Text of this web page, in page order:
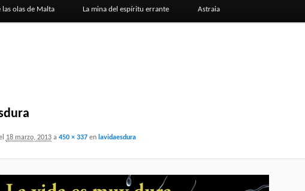
las olas de Malta La mina del espíritu errante Astraia
18 marzo, 2013a 450 × 337en lavidaesdura